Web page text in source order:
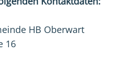
HB Oberwart
16